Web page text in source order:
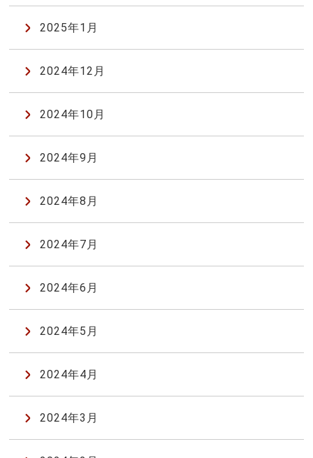
2025年1月
2024年12月
2024年10月
2024年9月
2024年8月
2024年7月
2024年6月
2024年5月
2024年4月
2024年3月